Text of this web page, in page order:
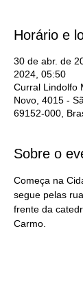
Horário e
30 de abr. de
2024, 05:50
Curral Lindolfo
Novo, 4015 -
69152-000,
Sobre o
Começa na
segue pelas
frente da
Carmo.